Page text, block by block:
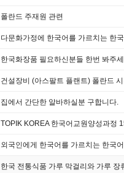
폴란드 주재원 관련
다문화가정에 한국어를 가르치는 한
한국화장품 필요하신분들 한번 봐주
건설장비 (아스팔트 플랜트) 폴란드
집에서 간단한 알바하실분 구합니다.
TOPIK KOREA 한국어교원양성과정
외국인에게 한국어를 가르치는 한국
한국 전통식품 가루 막걸리와 가루 장